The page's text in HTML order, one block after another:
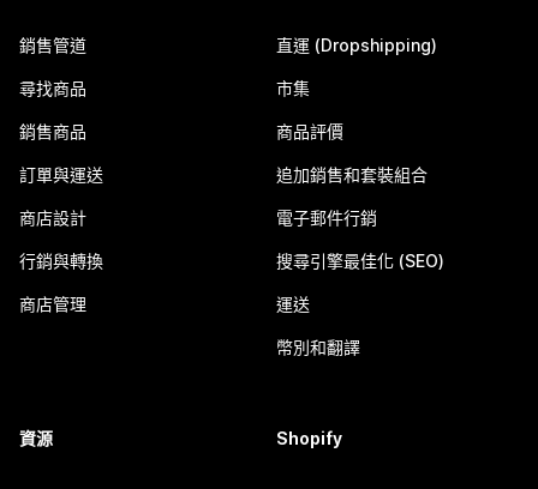
銷售管道
尋找商品
銷售商品
訂單與運送
商店設計
行銷與轉換
商店管理
直運 (Dropshipping)
市集
商品評價
追加銷售和套裝組合
電子郵件行銷
搜尋引擎最佳化 (SEO)
運送
幣別和翻譯
資源 Shopify